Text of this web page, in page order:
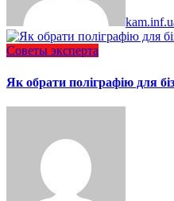
Советы эксперта
Як обрати поліграфію для